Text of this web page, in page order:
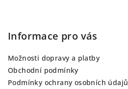
Informace pro vás
Možnosti dopravy a platby
Obchodní podmínky
Podmínky ochrany osobních údajů